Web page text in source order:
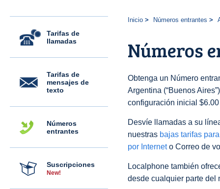
Tarifas de
llamadas
Tarifas de
mensajes de
texto
Números
entrantes
Suscripciones
New!
Inicio Números entrantes
Números
Obtenga un Número
Argentina (“Buenos
configuración inicial
Desvíe llamadas a su
nuestras bajas tarifas
por Interneto Correo de
Localphone también
desde cualquier parte del